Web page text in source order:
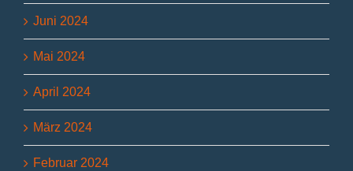
Juni 2024
Mai 2024
April 2024
März 2024
Februar 2024